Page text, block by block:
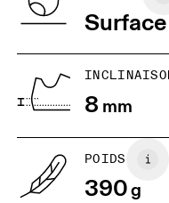
JP 25
6.5
US
Glisser horizontalement
remboursement
Viêt Nam
8 mm
POIDS
390g